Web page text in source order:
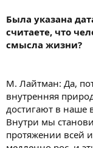
Была указана
считаете, что
смысла жизни?
М. Лайтман: Да,
внутренняя
достигают в наше
Внутри мы
протяжении всей